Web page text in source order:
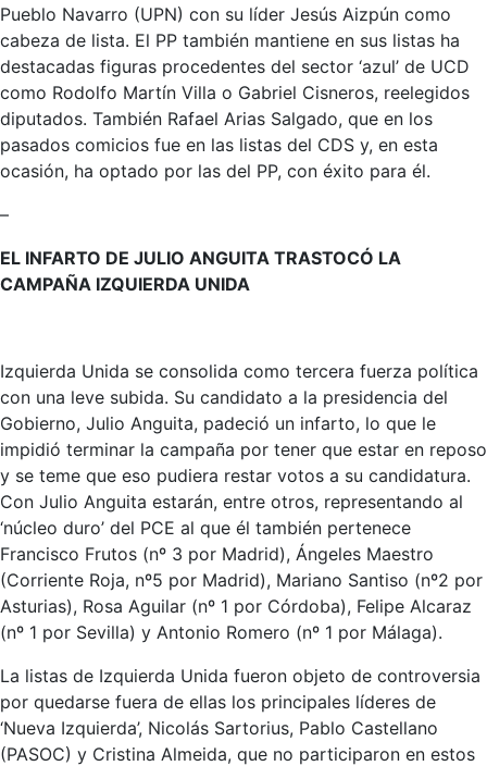
Pueblo Navarro (UPN) con su líder Jesús Aizpún como
cabeza de lista. El PP también mantiene en sus listas ha
destacadas figuras procedentes del sector ‘azul’ de UCD
como Rodolfo Martín Villa o Gabriel Cisneros, reelegidos
diputados. También Rafael Arias Salgado, que en los
pasados comicios fue en las listas del CDS y, en esta
ocasión, ha optado por las del PP, con éxito para él.
–
EL INFARTO DE JULIO ANGUITA TRASTOCÓ LA
CAMPAÑA IZQUIERDA UNIDA
Izquierda Unida se consolida como tercera fuerza política
con una leve subida. Su candidato a la presidencia del
Gobierno, Julio Anguita, padeció un infarto, lo que le
impidió terminar la campaña por tener que estar en reposo
y se teme que eso pudiera restar votos a su candidatura.
Con Julio Anguita estarán, entre otros, representando al
‘núcleo duro’ del PCE al que él también pertenece
Francisco Frutos (nº 3 por Madrid), Ángeles Maestro
(Corriente Roja, nº5 por Madrid), Mariano Santiso (nº2 por
Asturias), Rosa Aguilar (nº 1 por Córdoba), Felipe Alcaraz
(nº 1 por Sevilla) y Antonio Romero (nº 1 por Málaga).
La listas de Izquierda Unida fueron objeto de controversia
por quedarse fuera de ellas los principales líderes de
‘Nueva Izquierda’, Nicolás Sartorius, Pablo Castellano
(PASOC) y Cristina Almeida, que no participaron en estos